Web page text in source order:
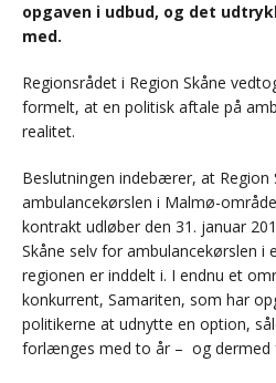
opgaven i udbud, og det
med.
Regionsrådet i Region Skåne
formelt, at en politisk aftale på
realitet.
Beslutningen indebærer, at Region
ambulancekørslen i Malmø-
kontrakt udløber den 31. januar
Skåne selv for ambulancekørslen
regionen er inddelt i. I endnu et
konkurrent, Samariten, som har
politikerne at udnytte en option,
forlænges med to år – og dermed